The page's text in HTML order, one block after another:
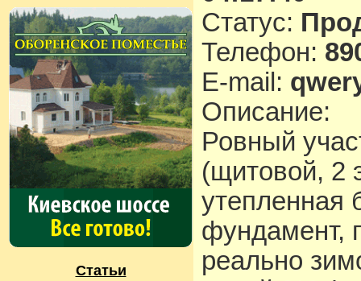
Статьи
Статус:
Телефон:
E-mail:
Описание:
Ровный
(щитовой, 2
утепленная
фундамент,
реально